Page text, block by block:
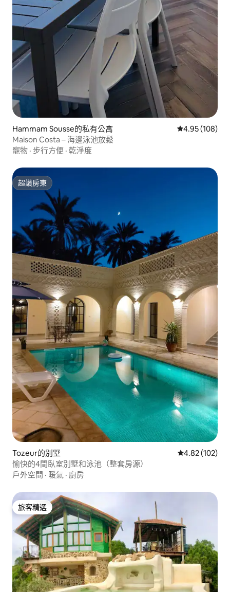
Hammam Sousse的私有公寓 從 108 則評價
4.95 (108)
Maison Costa – 海邊泳池放鬆
寵物 · 步行方便 · 乾淨度
超讚房東
超讚房東
Tozeur的別墅 從 102 則評價
4.82 (102)
愉快的4間臥室別墅和泳池（整套房源）
戶外空間 · 暖氣 · 廚房
旅客精選
旅客精選